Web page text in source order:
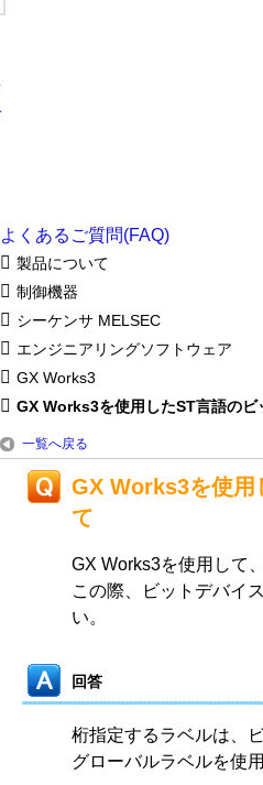
よくあるご質問(FAQ)
製品について
制御機器
シーケンサ MELSEC
エンジニアリングソフトウェア
GX Works3
GX Works3を使用したST言語のビ
一覧へ戻る
GX Works3を使用
て
GX Works3を使用して
この際、ビットデバイ
い。
回答
桁指定するラベルは、
グローバルラベルを使